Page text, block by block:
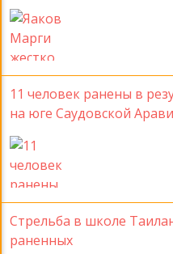
11 человек ранены в
на юге Саудовской
Стрельба в школе
раненных